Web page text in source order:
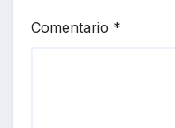
Comentario *